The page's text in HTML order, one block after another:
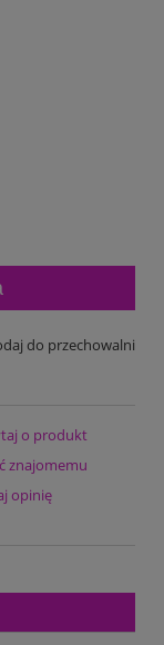
do przechowalni
o produkt
znajomemu
opinię